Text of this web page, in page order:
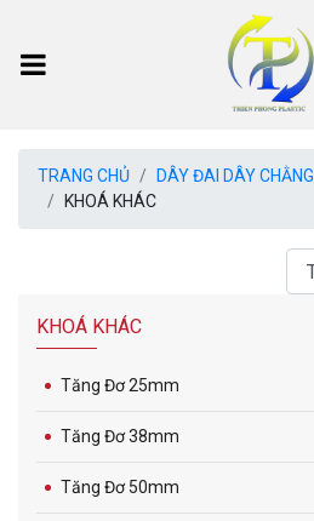
TRANG CHỦ DÂY ĐAI DÂY CHẰNG
KHOÁ KHÁC
KHOÁ KHÁC
Tăng Đơ 25mm
Tăng Đơ 38mm
Tăng Đơ 50mm